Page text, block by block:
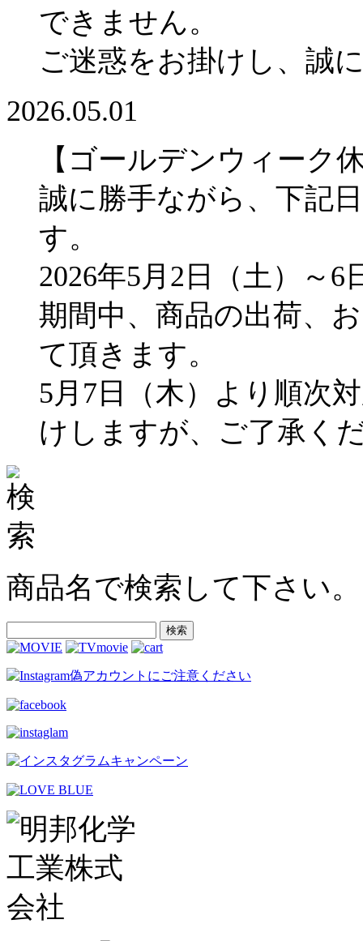
できません。
ご迷惑をお掛けし、誠
2026.05.01
【ゴールデンウィーク
誠に勝手ながら、下記
す。
2026年5月2日（土）～6
期間中、商品の出荷、
て頂きます。
5月7日（木）より順次
けしますが、ご了承く
商品名で検索して下さい。